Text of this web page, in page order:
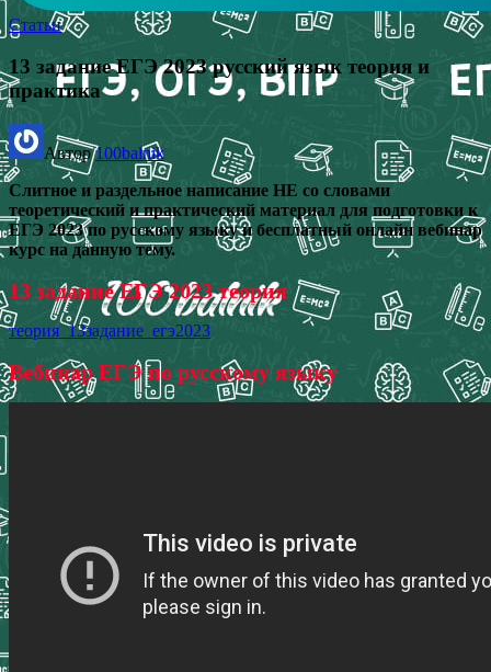
Статьи
13 задание ЕГЭ 2023 русский язык теория и
практика
Автор100balnik
Слитное и раздельное написание НЕ со словами
теоретический и практический материал для подготовки к
ЕГЭ 2023 по русскому языку и бесплатный онлайн вебинар
курс на данную тему.
13 задание ЕГЭ 2023 теория
теория_13задание_егэ2023
Вебинар ЕГЭ по русскому языку